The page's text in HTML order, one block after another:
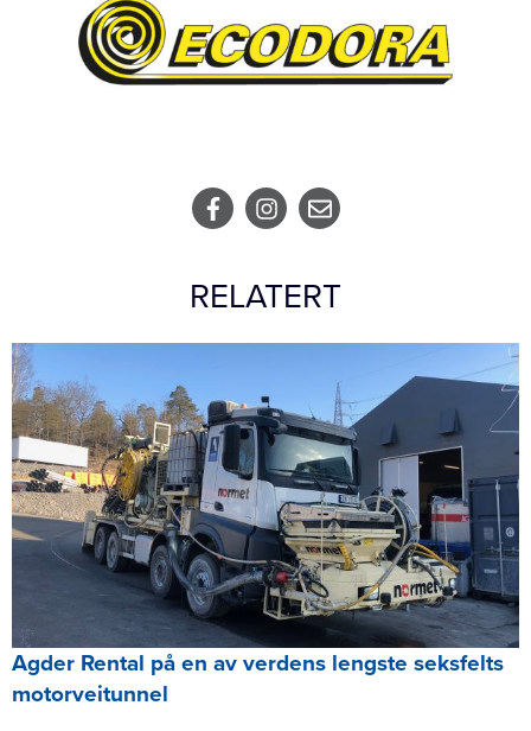
RELATERT
Agder Rental på en av verdens lengste seksfelts
motorveitunnel